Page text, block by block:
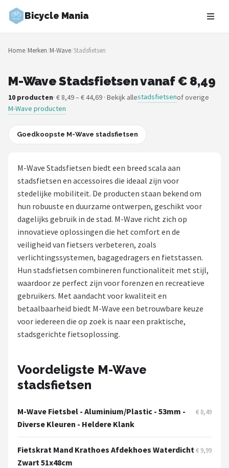
Bicycle Mania
Zoeken
NAVIGATIE
Merken
Blog
Kinderfietsen
Stadsfietsen
Elektrische fietsen
Mountainbikes
Shop
Basil
Volare
AXA
New Looxs
BBB Cycling
Schwalbe
Home/Merken/M-Wave/Stadsfietsen
M-Wave Stadsfietsen vanaf € 8,49
10 producten· € 8,49 – € 44,69 · Bekijk allestadsfietsenof overige
M-Wave producten
Goedkoopste M-Wave stadsfietsen
M-Wave Stadsfietsen biedt een breed scala aan
stadsfietsen en accessoires die ideaal zijn voor
stedelijke mobiliteit. De producten staan bekend om
hun robuuste en duurzame ontwerpen, geschikt voor
dagelijks gebruik in de stad. M-Wave richt zich op
innovatieve oplossingen die het comfort en de
veiligheid van fietsers verbeteren, zoals
verlichtingssystemen, bagagedragers en fietstassen.
Hun stadsfietsen combineren functionaliteit met stijl,
waardoor ze perfect zijn voor forenzen en recreatieve
gebruikers. Met aandacht voor kwaliteit en
betaalbaarheid biedt M-Wave een betrouwbare keuze
voor iedereen die op zoek is naar een praktische,
stadsgerichte fietsoplossing.
Voordeligste M-Wave
stadsfietsen
M-Wave Fietsbel - Aluminium/Plastic - 53mm -
Diverse Kleuren - Heldere Klank
€ 8,49
Fietskrat Mand Krathoes Afdekhoes Waterdicht
Zwart 51x48cm
€ 9,99